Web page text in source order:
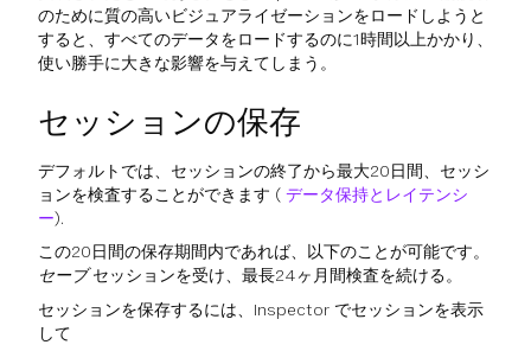
のために質の高いビジュアライゼーションをロードしようと
すると、すべてのデータをロードするのに1時間以上かかり、
使い勝手に大きな影響を与えてしまう。
セッションの保存
デフォルトでは、セッションの終了から最大20日間、セッシ
ョンを検査することができます ( データ保持とレイテンシ
ー).
この20日間の保存期間内であれば、以下のことが可能です。
セーブセッションを受け、最長24ヶ月間検査を続ける。
セッションを保存するには、Inspector でセッションを表示
して